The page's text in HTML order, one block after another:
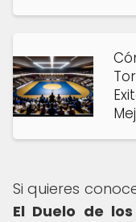
Si quieres
El Duelo de